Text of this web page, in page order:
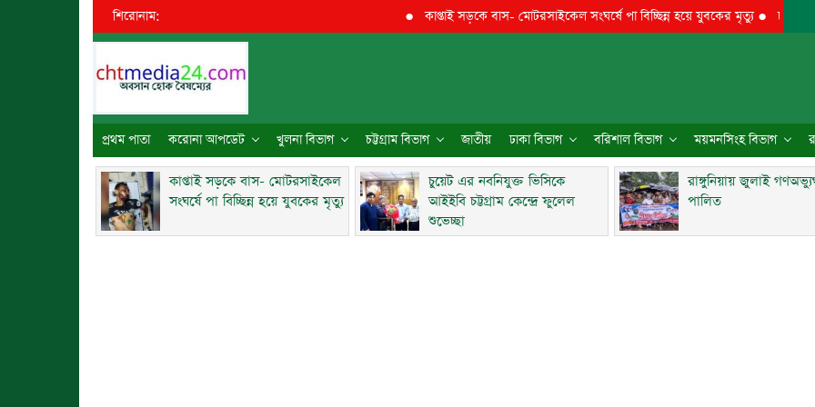
শিরোনাম: কাপ্তাই সড়কে বাস- মোটরসাইকেল সংঘর্ষে পা বিচ্ছিন্ন হয়ে যুবকের মৃত্যু●চুয়েট এর
প্রথম পাতা করোনা আপডেট খুলনা বিভাগ চট্টগ্রাম বিভাগ জাতীয় ঢাকা বিভাগ বরিশাল বিভাগ ময়মনসিংহ বিভাগ
কাপ্তাই সড়কে বাস- মোটরসাইকেল
সংঘর্ষে পা বিচ্ছিন্ন হয়ে যুবকের মৃত্যু
চুয়েট এর নবনিযুক্ত ভিসিকে
আইইবি চট্টগ্রাম কেন্দ্রে ফুলেল
শুভেচ্ছা
রাঙ্গুনিয়ায় জুলাই
পালিত